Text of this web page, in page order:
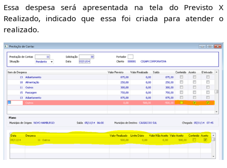
Essa despesa será apresentada na tela do Previsto X
Realizado, indicado que essa foi criada para atender o
realizado.